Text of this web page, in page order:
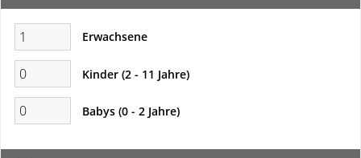
Erwachsene
Kinder (2 - 11 Jahre)
Babys (0 - 2 Jahre)